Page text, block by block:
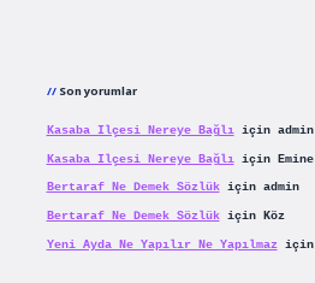
Son yorumlar
Kasaba Ilçesi Nereye Bağlıiçin admin
Kasaba Ilçesi Nereye Bağlıiçin Emine
Bertaraf Ne Demek Sözlükiçin admin
Bertaraf Ne Demek Sözlükiçin Köz
Yeni Ayda Ne Yapılır Ne Yapılmaziçin